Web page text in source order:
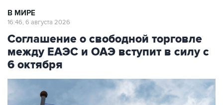
В МИРЕ
16:46, 6 августа 2026
Соглашение о свободной торговле
между ЕАЭС и ОАЭ вступит в силу с
6 октября